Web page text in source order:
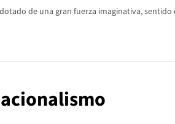
de una gran fuerza imaginativa,